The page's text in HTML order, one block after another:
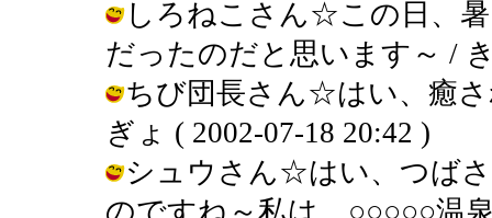
しろねこさん☆この日、
だったのだと思います～ /
ちび団長さん☆はい、癒
ぎょ ( 2002-07-18 20:42 )
シュウさん☆はい、つば
のですね～私は、○○○○○温